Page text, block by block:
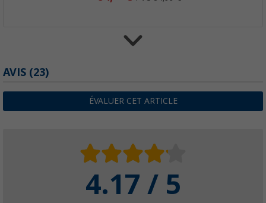
dès6, 99€PVC10,99 €
Louche Berger en silicone/plastique
(5)
2,99 €PVC 5,99 €
AVIS (23)
ÉVALUER CET ARTICLE
4.17 / 5